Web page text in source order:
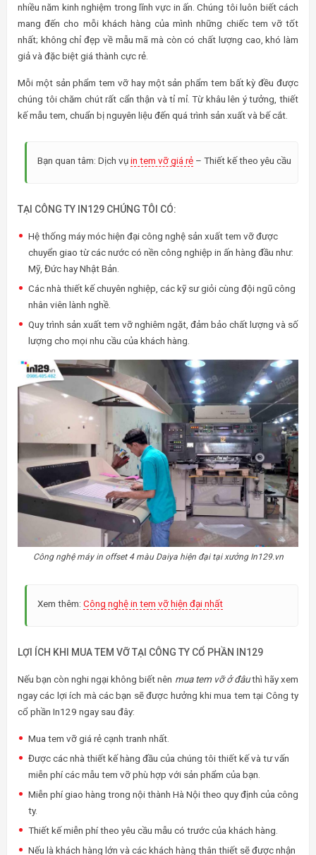
nhiều năm kinh nghiệm trong lĩnh vực in ấn. Chúng tôi luôn biết cách
mang đến cho mỗi khách hàng của mình những chiếc tem vỡ tốt
nhất; không chỉ đẹp về mẫu mã mà còn có chất lượng cao, khó làm
giả và đặc biệt giá thành cực rẻ.
Mỗi một sản phẩm tem vỡ hay một sản phẩm tem bất kỳ đều được
chúng tôi chăm chút rất cẩn thận và tỉ mỉ. Từ khâu lên ý tưởng, thiết
kế mẫu tem, chuẩn bị nguyên liệu đến quá trình sản xuất và bế cắt.
Bạn quan tâm: Dịch vụin tem vỡ giá rẻ – Thiết kế theo yêu cầu
TẠI CÔNG TY IN129 CHÚNG TÔI CÓ:
Hệ thống máy móc hiện đại công nghệ sản xuất tem vỡ được
chuyển giao từ các nước có nền công nghiệp in ấn hàng đầu như:
Mỹ, Đức hay Nhật Bản.
Các nhà thiết kế chuyên nghiệp, các kỹ sư giỏi cùng đội ngũ công
nhân viên lành nghề.
Quy trình sản xuất tem vỡ nghiêm ngặt, đảm bảo chất lượng và số
lượng cho mọi nhu cầu của khách hàng.
Công nghệ máy in offset 4 màu Daiya hiện đại tại xưởng In129.vn
Xem thêm: Công nghệ in tem vỡ hiện đại nhất
LỢI ÍCH KHI MUA TEM VỠ TẠI CÔNG TY CỔ PHẦN IN129
Nếu bạn còn nghi ngại không biết nên mua tem vỡ ở đâuthì hãy xem
ngay các lợi ích mà các bạn sẽ được hưởng khi mua tem tại Công ty
cổ phần In129 ngay sau đây:
Mua tem vỡ giá rẻ cạnh tranh nhất.
Được các nhà thiết kế hàng đầu của chúng tôi thiết kế và tư vấn
miễn phí các mẫu tem vỡ phù hợp với sản phẩm của bạn.
Miễn phí giao hàng trong nội thành Hà Nội theo quy định của công
ty.
Thiết kế miễn phí theo yêu cầu mẫu có trước của khách hàng.
Nếu là khách hàng lớn và các khách hàng thân thiết sẽ được nhận